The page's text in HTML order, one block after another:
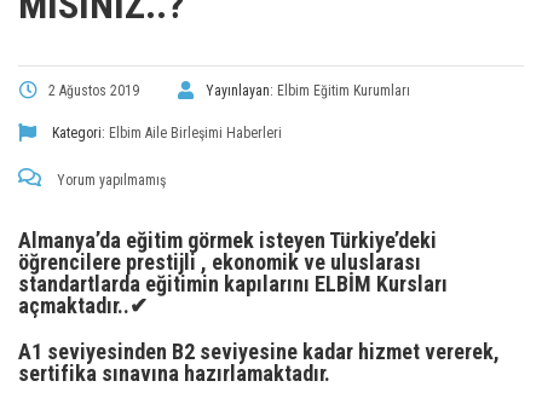
2 Ağustos 2019 Yayınlayan: Elbim Eğitim Kurumları
Kategori: Elbim Aile Birleşimi Haberleri
Yorum yapılmamış
Almanya’da eğitim görmek isteyen Türkiye’deki
öğrencilere prestijli , ekonomik ve uluslarası
standartlarda eğitimin kapılarını ELBİM Kursları
açmaktadır..✔
A1 seviyesinden B2 seviyesine kadar hizmet vererek,
sertifika sınavına hazırlamaktadır.